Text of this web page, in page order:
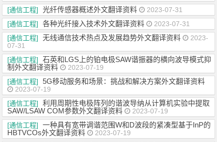
[通信工程]
光纤传感器概述外文翻译资料
2023-07-31
[通信工程]
各种光纤接入技术外文翻译资料
2023-07-31
[通信工程]
无线通信技术热点及发展趋势外文翻译资料
2023-
07-31
[通信工程]
石英和LGS上的铂电极SAW谐振器的横向波导模式抑
制外文翻译资料
2023-07-19
[通信工程]
5G移动服务和场景：挑战和解决方案外文翻译资料
2023-07-19
[通信工程]
利用周期性电极阵列的谐波导纳从计算机实验中提取
SAW/LSAW COM参数外文翻译资料
2023-07-19
[通信工程]
一种具有宽带调谐范围W和D波段的紧凑型基于InP的
HBTVCOs外文翻译资料
2023-07-19